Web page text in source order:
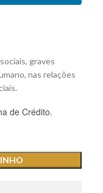
graves
nas relações
de Crédito.